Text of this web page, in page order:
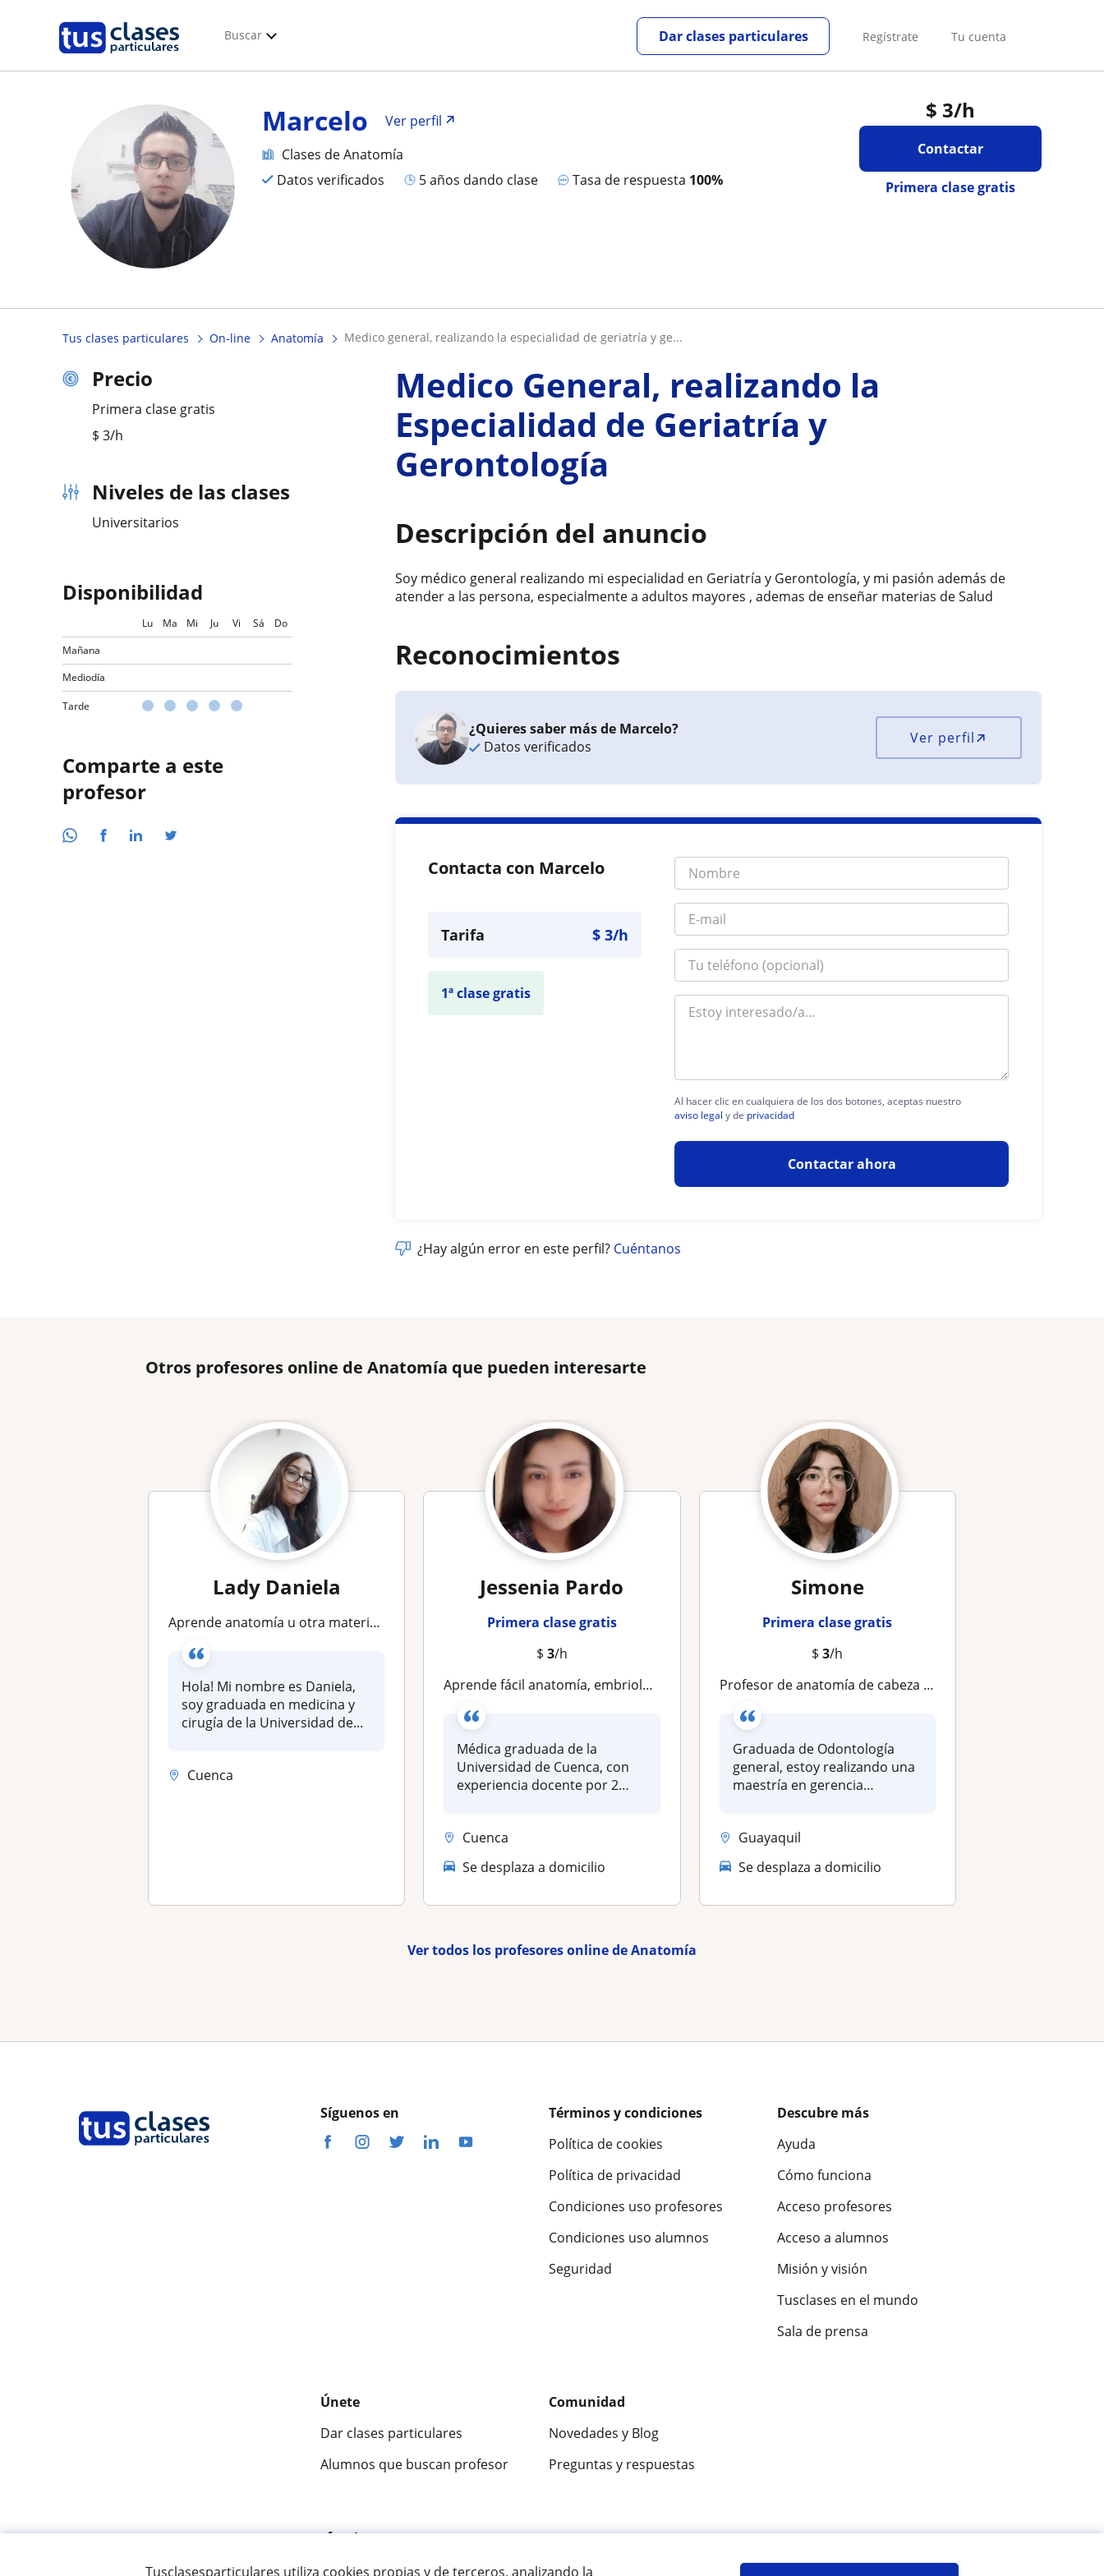
Tusclasesparticulares utiliza cookies propias y de terceros, analizando la
Buscar Regístrate Tu cuenta
Dar clases particulares
$ 3/h
Contactar
Primera clase gratis
Marcelo
Ver perfil
Clases de Anatomía
Datos verificados
5 años dando clase Tasa de respuesta 100%
Tus clases particulares On-line Anatomía medico general, realizando la especialidad de geriatría y ge...
Precio
Primera clase gratis
$ 3/h
Niveles de las clases
Universitarios
Disponibilidad
Lu Ma Mi Ju Vi Sá
Do
Mañana
Mediodía
Tarde
Comparte a este
profesor
Medico General, realizando la
Especialidad de Geriatría y
Gerontología
Descripción del anuncio
Soy médico general realizando mi especialidad en Geriatría y Gerontología, y mi pasión además de
atender a las persona, especialmente a adultos mayores , ademas de enseñar materias de Salud
Reconocimientos
¿Quieres saber más de Marcelo?
Datos verificados
Ver perfil
Contacta con Marcelo
Tarifa $3/h
1ª clase gratis
Al hacer clic en cualquiera de los dos botones, aceptas nuestro
aviso legal y de privacidad
Contactar ahora
¿Hay algún error en este perfil? Cuéntanos
Otros profesores online de Anatomía que pueden interesarte
Lady Daniela
Aprende anatomía u otra materia de la carrera de medicina conmigo
Hola! Mi nombre es Daniela,
soy graduada en medicina y
cirugía de la Universidad de...
Cuenca
Jessenia Pardo
Primera clase gratis
$ 3/h
Aprende fácil anatomía, embriología y biología
Médica graduada de la
Universidad de Cuenca, con
experiencia docente por 2
Cuenca
Se desplaza a domicilio
Simone
Primera clase gratis
$3/h
Profesor de anatomía de cabeza imparte clases a personas de todas las edades
Graduada de Odontología
general, estoy realizando una
maestría en gerencia
Guayaquil
Se desplaza a domicilio
Ver todos los profesores online de Anatomía
Síguenos en
Términos y condiciones
Política de cookies
Política de privacidad
Condiciones uso profesores
Condiciones uso alumnos
Seguridad
Descubre más
Ayuda
Cómo funciona
Acceso profesores
Acceso a alumnos
Misión y visión
Tusclases en el mundo
Sala de prensa
Únete
Dar clases particulares
Alumnos que buscan profesor
Comunidad
Novedades y Blog
Preguntas y respuestas
Fantástica 9,5/10 ★★★★★